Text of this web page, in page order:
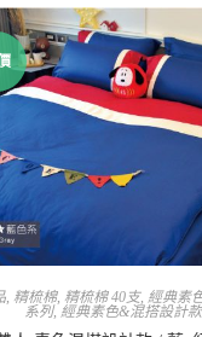
, 精梳棉, 精梳棉 40支, 經典素
系列, 經典素色&混搭設計款